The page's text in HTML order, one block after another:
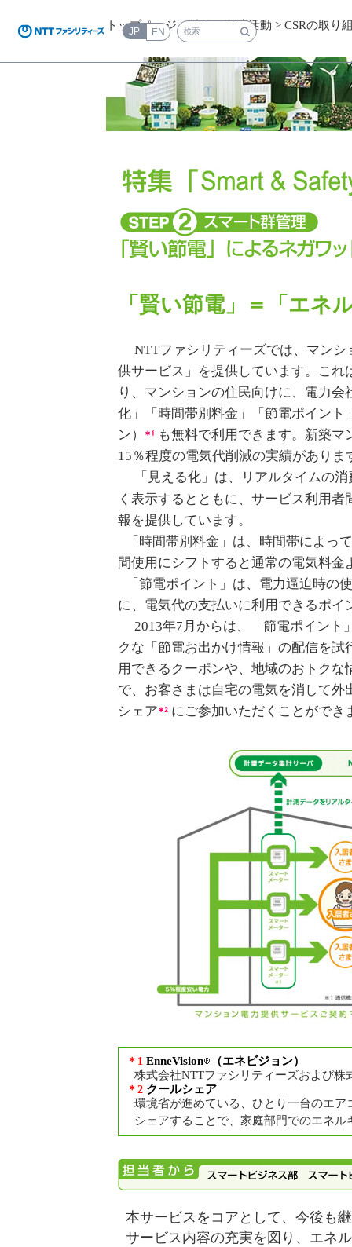
JP EN 検索キーワード入力
トップページ>社会・環境活動 > CSRの取り
「賢い節電」＝「エネ
NTTファシリティーズでは、マンシ
供サービス」を提供しています。こ
り、マンションの住民向けに、電力
化」「時間帯別料金」「節電ポイント
ン）
も無料で利用できます。新築マ
15％程度の電気代削減の実績がありま
「見える化」は、リアルタイムの消
く表示するとともに、サービス利用
報を提供しています。
「時間帯別料金」は、時間帯によっ
間使用にシフトすると通常の電気料
「節電ポイント」は、電力逼迫時の
に、電気代の支払いに利用できるポ
2013年7月からは、「節電ポイント
クな「節電お出かけ情報」の配信を
用できるクーポンや、地域のおトク
で、お客さまは自宅の電気を消して
シェア
にご参加いただくことができ
＊1 EnneVision
（エネビジョン）
株式会社NTTファシリティーズおよび株
＊2 クールシェア
環境省が進めている、ひとり一台のエ
シェアすることで、家庭部門でのエネ
本サービスをコアとして、今後も
サービス内容の充実を図り、エネ